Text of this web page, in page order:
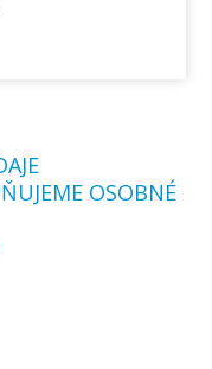
OSOBNÉ